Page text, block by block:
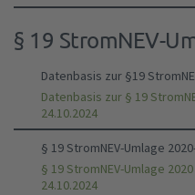
§ 19 StromNEV-
Datenbasis zur §19
Datenbasis zur § 19
24.10.2024
§ 19 StromNEV-Umlage
§ 19 StromNEV-Umlage
24.10.2024